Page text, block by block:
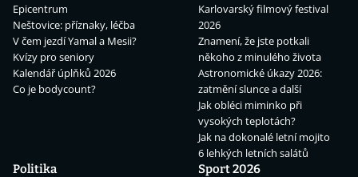
Epicentrum
Neštovice: příznaky, léčba
V čem jezdí Yamal a Mesii?
Kvízy pro seniory
Kalendář úplňků 2026
Co je bodycount?
Karlovarský filmový festival
2026
Znamení, že jste potkali
někoho z minulého života
Astronomické úkazy 2026:
zatmění slunce a další
Jak obléci miminko při
vysokých teplotách?
Jak na dokonalé letní mojito
6 lehkých letních salátů
Politika
Sport 2026